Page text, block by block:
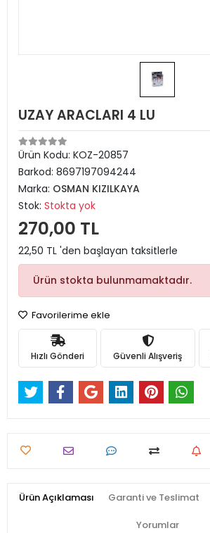
UZAY ARACLARI 4 LU
Ürün Kodu: KOZ-20857
Barkod: 8697197094244
Marka: OSMAN KIZILKAYA
Stok: Stokta yok
270,00 TL
22,50 TL 'den başlayan taksitlerle
Ürün stokta bulunmamaktadır.
Favorilerime ekle
Hızlı Gönderi Güvenli Alışveriş
Ürün Açıklaması Garanti ve Teslimat
Yorumlar